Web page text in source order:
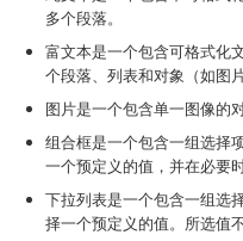
多个段落。
富文本是一个包含可格式化
个段落、列表和对象（如图
图片是一个包含单一图像的对
组合框是一个包含一组选择
一个预定义的值，并在必要
下拉列表是一个包含一组选
择一个预定义的值。所选值不